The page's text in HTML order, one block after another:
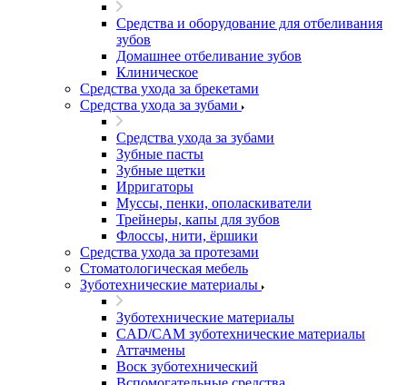
Средства и оборудование для отбеливания
зубов
Домашнее отбеливание зубов
Клиническое
Средства ухода за брекетами
Средства ухода за зубами
Средства ухода за зубами
Зубные пасты
Зубные щетки
Ирригаторы
Муссы, пенки, ополаскиватели
Трейнеры, капы для зубов
Флоссы, нити, ёршики
Средства ухода за протезами
Стоматологическая мебель
Зуботехнические материалы
Зуботехнические материалы
CAD/CAM зуботехнические материалы
Аттачмены
Воск зуботехнический